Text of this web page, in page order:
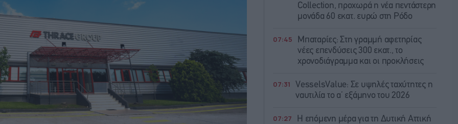
Collection, προχωρά η νέα πεντάστερη
μονάδα 60 εκατ. ευρώ στη Ρόδο
07:45
Μπαταρίες: Στη γραμμή αφετηρίας
νέες επενδύσεις 300 εκατ., το
χρονοδιάγραμμα και οι προκλήσεις
07:31
VesselsValue: Σε υψηλές ταχύτητες η
ναυτιλία το α’ εξάμηνο του 2026
07:27
Η επόμενη μέρα για τη Δυτική Αττική